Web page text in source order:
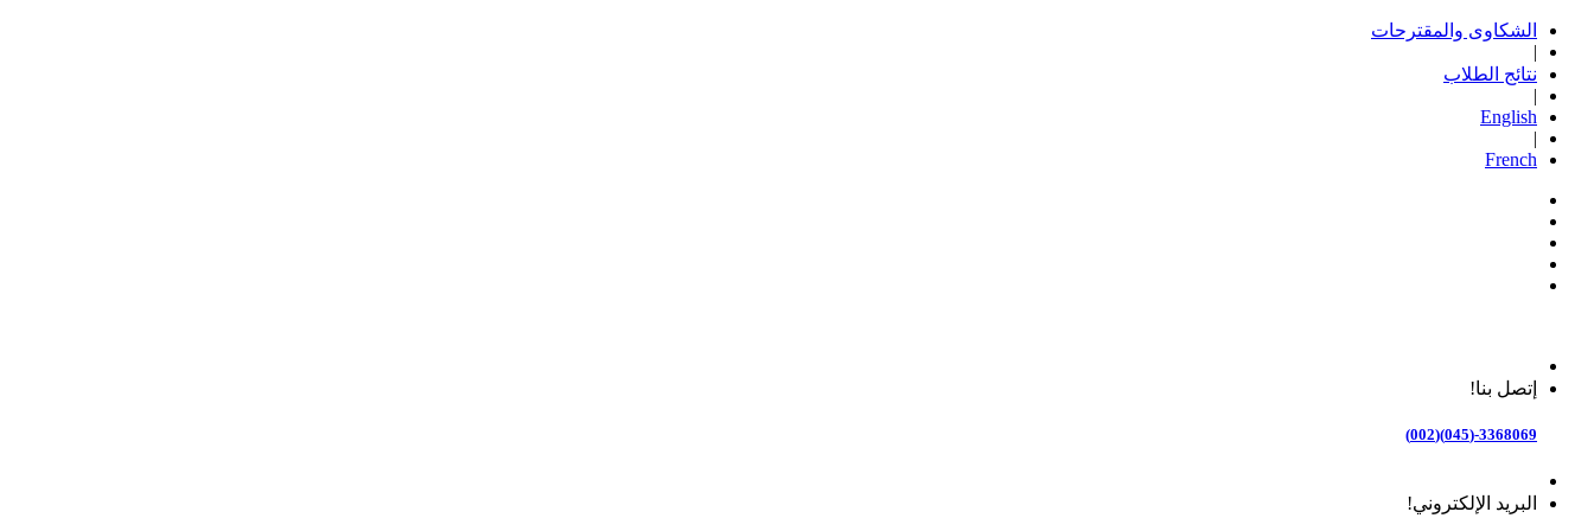
الشكاوى والمقترحات
|
نتائج الطلاب
|
English
|
French
إتصل بنا!
3368069-(045)(002)
البريد الإلكتروني!